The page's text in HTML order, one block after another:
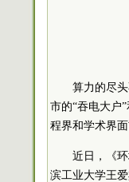
算力的尽
市的“吞电大户
程界和学术界面
近日，《
滨工业大学王